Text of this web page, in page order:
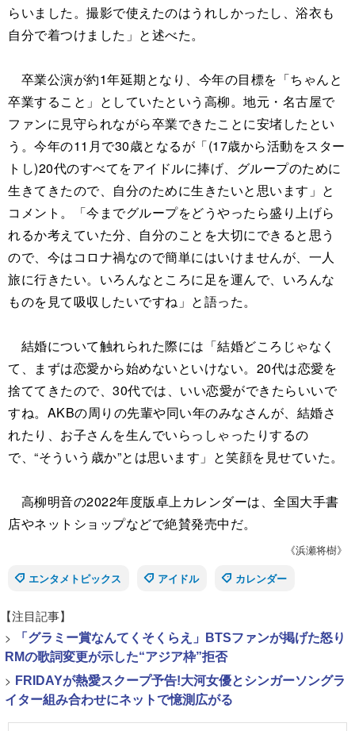
らいました。撮影で使えたのはうれしかったし、浴衣も
自分で着つけました」と述べた。
卒業公演が約1年延期となり、今年の目標を「ちゃんと
卒業すること」としていたという高柳。地元・名古屋で
ファンに見守られながら卒業できたことに安堵したとい
う。今年の11月で30歳となるが「(17歳から活動をスター
トし)20代のすべてをアイドルに捧げ、グループのために
生きてきたので、自分のために生きたいと思います」と
コメント。「今までグループをどうやったら盛り上げら
れるか考えていた分、自分のことを大切にできると思う
ので、今はコロナ禍なので簡単にはいけませんが、一人
旅に行きたい。いろんなところに足を運んで、いろんな
ものを見て吸収したいですね」と語った。
結婚について触れられた際には「結婚どころじゃなく
て、まずは恋愛から始めないといけない。20代は恋愛を
捨ててきたので、30代では、いい恋愛ができたらいいで
すね。AKBの周りの先輩や同い年のみなさんが、結婚さ
れたり、お子さんを生んでいらっしゃったりするの
で、“そういう歳か”とは思います」と笑顔を見せていた。
高柳明音の2022年度版卓上カレンダーは、全国大手書
店やネットショップなどで絶賛発売中だ。
《浜瀬将樹》
エンタメトピックス
アイドル カレンダー
【注目記事】
>
「グラミー賞なんてくそくらえ」BTSファンが掲げた怒り
RMの歌詞変更が示した“アジア枠”拒否
> FRIDAYが熱愛スクープ予告!大河女優とシンガーソングラ
イター組み合わせにネットで憶測広がる